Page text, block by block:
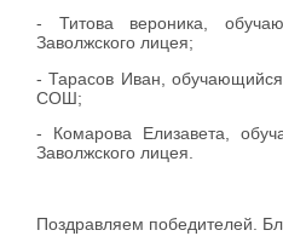
- Титова вероника,
Заволжского лицея;
- Тарасов Иван,
СОШ;
- Комарова Елизавета,
Заволжского лицея.
Поздравляем победителей.